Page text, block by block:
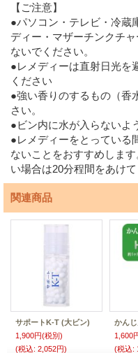
【ご注意】
●パソコン・テレビ・冷蔵
ディー・マザーチンクチ
ないでください。
●レメディーは直射日光を
ください
●強い香りのするもの（香
さい。
●ビン内に水が入らないよ
●レメディーをとっている
ないことをおすすめしま
い場合は20分程間をあけて
関連商品
サポートK-T (大ビン)
1,900円(税別)
(税込: 2,052円)
かん
1,600
(税込: